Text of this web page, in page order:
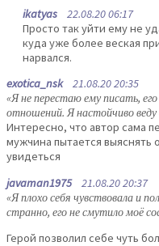
ikatyas 22.08.20 06:17
Просто так уйти ему не
куда уже более веская
нарвался.
exotica_nsk21.08.20 20:35
«Я не перестаю ему писать,
отношений. Я настойчиво веду
Интересно, что автор сама
мужчина пытается выяснять
увидеться
javaman197521.08.20 20:37
«Я плохо себя чувствовала и
странно, его не смутило моё
Герой позволил себе чуть